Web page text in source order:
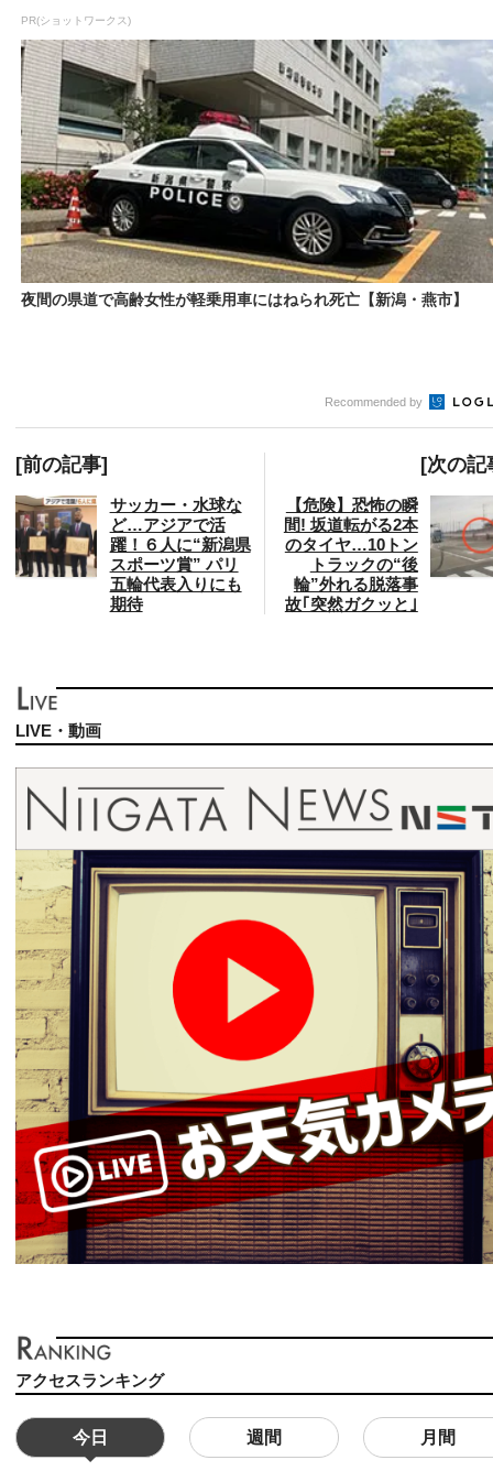
PR(ショットワークス)
夜間の県道で高齢女性が軽乗用車にはねられ死亡【新潟・燕市】
Recommended by
[前の記事]
サッカー・水球な
ど…アジアで活
躍！６人に“新潟県
スポーツ賞” パリ
五輪代表入りにも
期待
[次の記
【危険】恐怖の瞬
間! 坂道転がる2本
のタイヤ…10トン
トラックの“後
輪”外れる脱落事
故｢突然ガクッと｣
LIVE・動画
アクセスランキング
今日 週間 月間